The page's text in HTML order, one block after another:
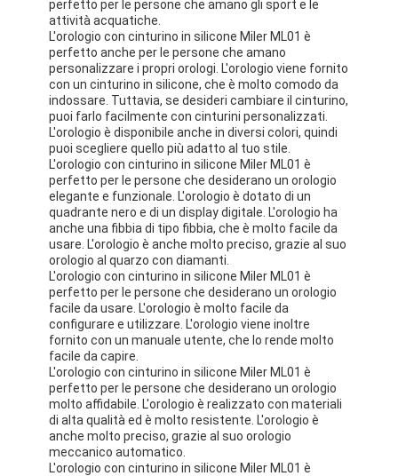
Orologio a cinghia di silicio
Lady Quartz Watch
Orologio di quarzo per uomo
Orologio di luce al quarzo
Orologio digitale sportivo
Un orologio per coppia elegante
Orologio per bambini
Ricambi per orologi
Ricambi per cinture da orologio
perfetto per le persone che amano gli sport e le
attività acquatiche.
L'orologio con cinturino in silicone Miler ML01 è
perfetto anche per le persone che amano
personalizzare i propri orologi. L'orologio viene fornito
con un cinturino in silicone, che è molto comodo da
indossare. Tuttavia, se desideri cambiare il cinturino,
puoi farlo facilmente con cinturini personalizzati.
L'orologio è disponibile anche in diversi colori, quindi
puoi scegliere quello più adatto al tuo stile.
L'orologio con cinturino in silicone Miler ML01 è
perfetto per le persone che desiderano un orologio
elegante e funzionale. L'orologio è dotato di un
quadrante nero e di un display digitale. L'orologio ha
anche una fibbia di tipo fibbia, che è molto facile da
usare. L'orologio è anche molto preciso, grazie al suo
orologio al quarzo con diamanti.
L'orologio con cinturino in silicone Miler ML01 è
perfetto per le persone che desiderano un orologio
facile da usare. L'orologio è molto facile da
configurare e utilizzare. L'orologio viene inoltre
fornito con un manuale utente, che lo rende molto
facile da capire.
L'orologio con cinturino in silicone Miler ML01 è
perfetto per le persone che desiderano un orologio
molto affidabile. L'orologio è realizzato con materiali
di alta qualità ed è molto resistente. L'orologio è
anche molto preciso, grazie al suo orologio
meccanico automatico.
L'orologio con cinturino in silicone Miler ML01 è